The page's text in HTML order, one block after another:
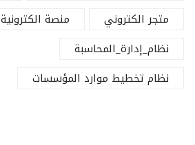
متجر الكتروني
منصة الكترونية
نظام_إدارة_المحاسبة
نظام تخطيط موارد المؤسسات